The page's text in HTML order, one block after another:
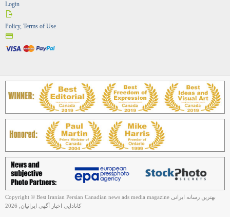
Login
Policy, Terms of Use
Copyright © Best Iranian Persian Canadian news ads media magazine بهترین رسانه ایرانی
کانادایی اخبار آگهی ایرانیان, 2026